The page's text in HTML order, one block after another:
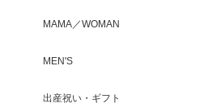
MAMA／WOMAN
MEN'S
出産祝い・ギフト